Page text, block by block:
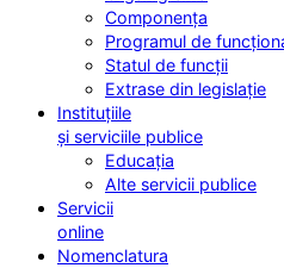
Componența
Programul de
Statul de funcții
Extrase din legislație
Instituțiile
și serviciile publice
Educația
Alte servicii publice
Servicii
online
Nomenclatura